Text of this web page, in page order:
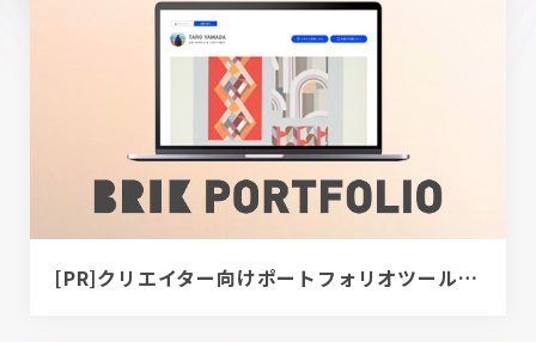
[PR]クリエイター向けポートフォリオツール｜BRIK PORTFOLIO